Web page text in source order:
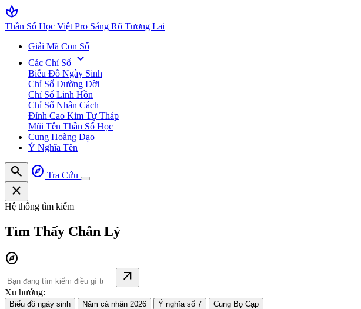
spa
Thần Số Học Việt Pro Sáng Rõ Tương Lai
Giải Mã Con Số
Các Chỉ Số expand_more
Biểu Đồ Ngày Sinh
Chỉ Số Đường Đời
Chỉ Số Linh Hồn
Chỉ Số Nhân Cách
Đỉnh Cao Kim Tự Tháp
Mũi Tên Thần Số Học
Cung Hoàng Đạo
Ý Nghĩa Tên
search explore Tra Cứu
close
Hệ thống tìm kiếm
Tìm Thấy Chân Lý
explore
arrow_outward
Xu hướng:
Biểu đồ ngày sinh Năm cá nhân 2026 Ý nghĩa số 7 Cung Bọ Cạp